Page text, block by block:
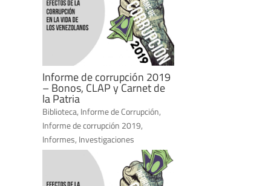
Informe de corrupción 2019
– Bonos, CLAP y Carnet de
la Patria
Biblioteca, Informe de Corrupción,
Informe de corrupción 2019,
Informes, Investigaciones